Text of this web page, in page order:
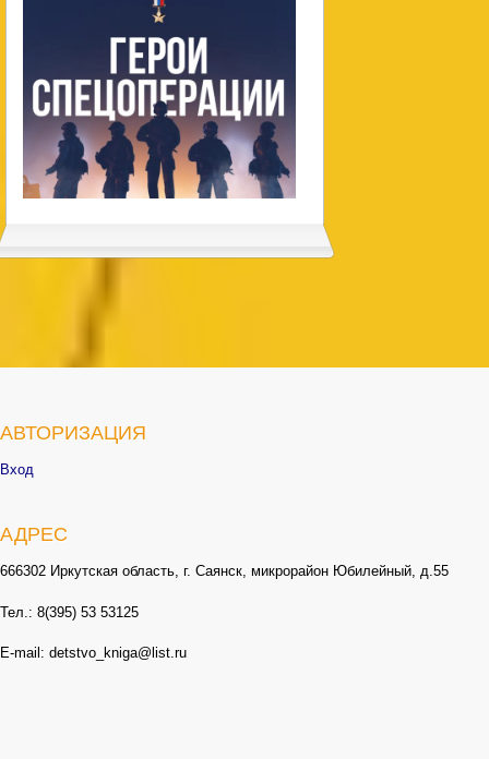
АВТОРИЗАЦИЯ
Вход
АДРЕС
666302 Иркутская область, г. Саянск, микрорайон Юбилейный, д.55
Тел.: 8(395) 53 53125
E-mail: detstvo_kniga@list.ru